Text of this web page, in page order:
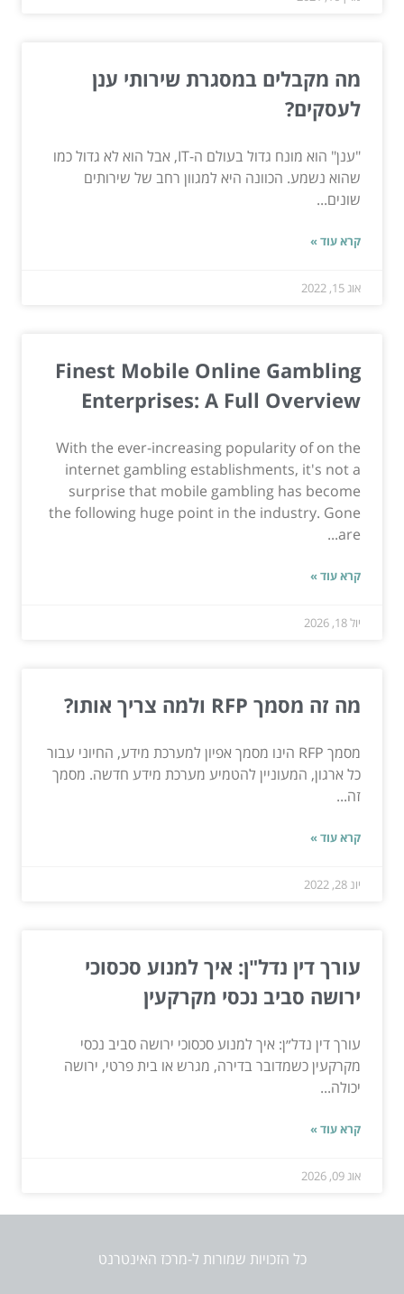
מה מקבלים במסגרת שירותי ענן
לעסקים?
"ענן" הוא מונח גדול בעולם ה-IT, אבל הוא לא גדול כמו
שהוא נשמע. הכוונה היא למגוון רחב של שירותים
שונים...
קרא עוד »
אוג 15, 2022
Finest Mobile Online Gambling
Enterprises: A Full Overview
With the ever-increasing popularity of on the
internet gambling establishments, it's not a
surprise that mobile gambling has become
the following huge point in the industry. Gone
are...
קרא עוד »
יול 18, 2026
מה זה מסמך RFP ולמה צריך אותו?
מסמך RFP הינו מסמך אפיון למערכת מידע, החיוני עבור
כל ארגון, המעוניין להטמיע מערכת מידע חדשה. מסמך
זה...
קרא עוד »
יונ 28, 2022
עורך דין נדל"ן: איך למנוע סכסוכי
ירושה סביב נכסי מקרקעין
עורך דין נדל״ן: איך למנוע סכסוכי ירושה סביב נכסי
מקרקעין כשמדובר בדירה, מגרש או בית פרטי, ירושה
יכולה...
קרא עוד »
אוג 09, 2026
כל הזכויות שמורות ל-מרכז האינטרנט